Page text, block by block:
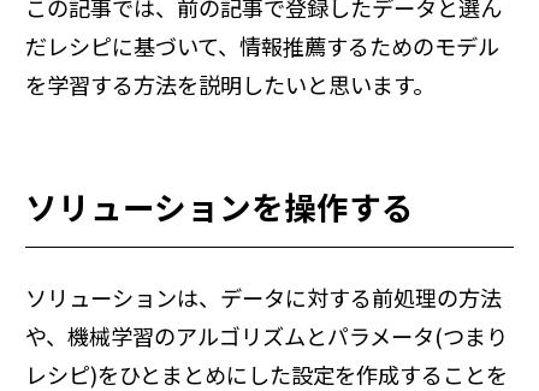
この記事では、前の記事で登録したデータと選ん
だレシピに基づいて、情報推薦するためのモデル
を学習する方法を説明したいと思います。
ソリューションを操作する
ソリューションは、データに対する前処理の方法
や、機械学習のアルゴリズムとパラメータ(つまり
レシピ)をひとまとめにした設定を作成することを